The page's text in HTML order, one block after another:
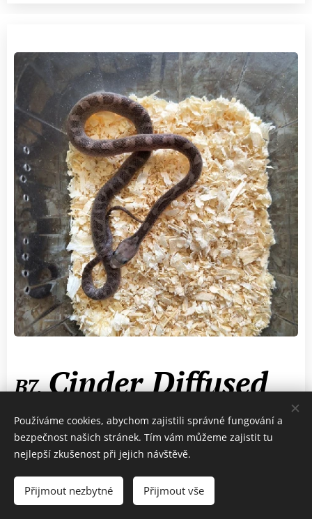
B7.Cinder Diffused
Rok narození : 2026
1900 Kč
Používáme cookies, abychom zajistili správné fungování a
bezpečnost našich stránek. Tím vám můžeme zajistit tu
nejlepší zkušenost při jejich návštěvě.
Přijmout nezbytné Přijmout vše